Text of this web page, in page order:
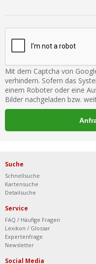
Mit dem Captcha von
verhindern. Sofern das
einem Roboter oder eine
Bilder nachgeladen bzw.
Suche
Schnellsuche
Kartensuche
Detailsuche
Service
FAQ / Häufige Fragen
Lexikon / Glossar
Expertenfrage
Newsletter
Social Media